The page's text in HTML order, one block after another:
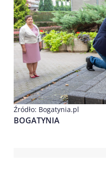
Źródło: Bogatynia.pl
BOGATYNIA